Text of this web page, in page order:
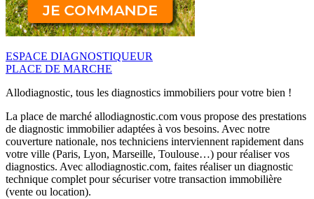
ESPACE DIAGNOSTIQUEUR
PLACE DE MARCHE
Allodiagnostic, tous les diagnostics immobiliers pour votre bien !
La place de marché allodiagnostic.com vous propose des prestations
de diagnostic immobilier adaptées à vos besoins. Avec notre
couverture nationale, nos techniciens interviennent rapidement dans
votre ville (Paris, Lyon, Marseille, Toulouse…) pour réaliser vos
diagnostics. Avec allodiagnostic.com, faites réaliser un diagnostic
technique complet pour sécuriser votre transaction immobilière
(vente ou location).